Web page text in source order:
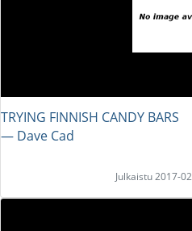
TRYING FINNISH CANDY BARS
― Dave Cad
Julkaistu 2017-